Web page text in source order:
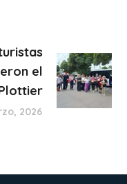
el
2026